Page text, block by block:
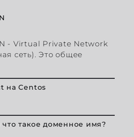
- Virtual Private Network
сеть). Это общее
на Centos
такое доменное имя?